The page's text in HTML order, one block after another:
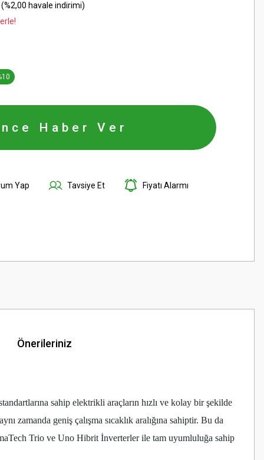
havale indirimi)
Haber Ver
Yap Tavsiye Et Fiyatı Alarmı
Önerileriniz
sahip elektrikli araçların hızlı ve kolay bir şekilde
zamanda geniş çalışma sıcaklık aralığına sahiptir. Bu da
Trio ve Uno Hibrit İnverterler ile tam uyumluluğa sahip